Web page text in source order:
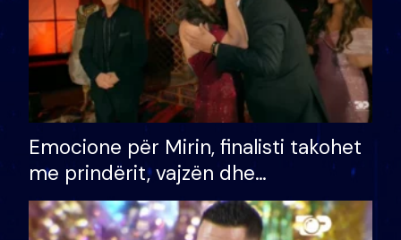
Emocione për Mirin, finalisti takohet
me prindërit, vajzën dhe
bashkëshorten: S’kemi ndonjë letër
divorci apo jo?